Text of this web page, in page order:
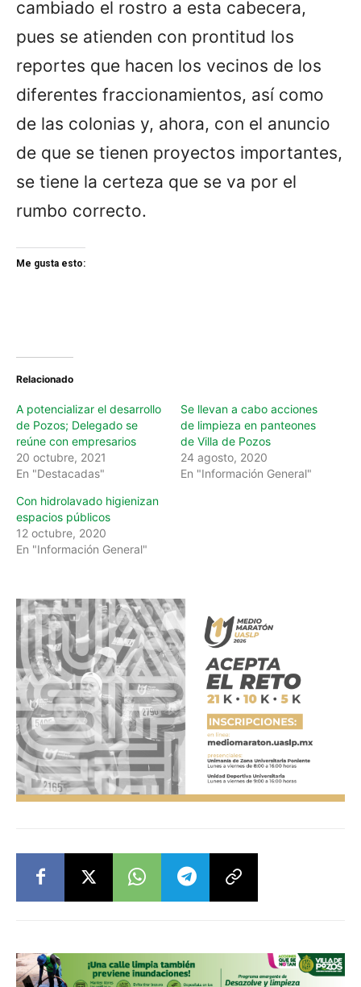
cambiado el rostro a esta cabecera,
pues se atienden con prontitud los
reportes que hacen los vecinos de los
diferentes fraccionamientos, así como
de las colonias y, ahora, con el anuncio
de que se tienen proyectos importantes,
se tiene la certeza que se va por el
rumbo correcto.
Me gusta esto:
Relacionado
A potencializar el desarrollo
de Pozos; Delegado se
reúne con empresarios
20 octubre, 2021
En "Destacadas"
Se llevan a cabo acciones
de limpieza en panteones
de Villa de Pozos
24 agosto, 2020
En "Información General"
Con hidrolavado higienizan
espacios públicos
12 octubre, 2020
En "Información General"